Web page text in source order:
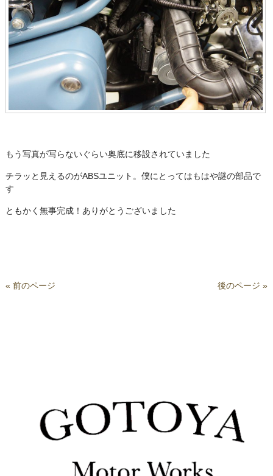
もう写真が写らないぐらい奥底に移設されていました
チラッと見えるのがABSユニット。僕にとってはもはや謎の部品で
す
ともかく無事完成！ありがとうございました
« 前のページ 後のページ »